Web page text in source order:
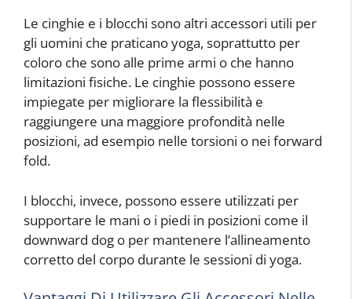
Le cinghie e i blocchi sono altri accessori utili per
gli uomini che praticano yoga, soprattutto per
coloro che sono alle prime armi o che hanno
limitazioni fisiche. Le cinghie possono essere
impiegate per migliorare la flessibilità e
raggiungere una maggiore profondità nelle
posizioni, ad esempio nelle torsioni o nei forward
fold.
I blocchi, invece, possono essere utilizzati per
supportare le mani o i piedi in posizioni come il
downward dog o per mantenere l’allineamento
corretto del corpo durante le sessioni di yoga.